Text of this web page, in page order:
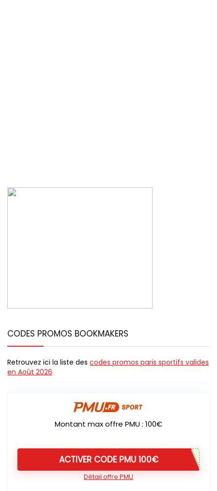
CODES PROMOS BOOKMAKERS
Retrouvez ici la liste des codes promos paris sportifs valides
en Août 2026
Montant max offre PMU : 100€
ACTIVER CODE PMU 100€
Détail offre PMU